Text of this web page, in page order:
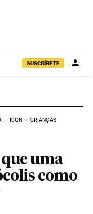
SUSCRÍBETE
ICON CRIANÇAS
uma
como